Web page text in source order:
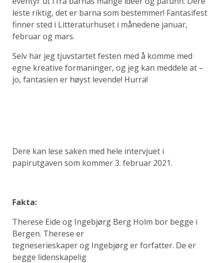
leste riktig, det er barna som bestemmer! Fantasifest
finner sted i Litteraturhuset i månedene januar,
februar og mars.
Selv har jeg tjuvstartet festen med å komme med
egne kreative formaninger, og jeg kan meddele at –
jo, fantasien er høyst levende! Hurra!
Dere kan lese saken med hele intervjuet i
papirutgaven som kommer 3. februar 2021.
Fakta:
Therese Eide og Ingebjørg Berg Holm bor begge i
Bergen. Therese er
tegneserieskaper og Ingebjørg er forfatter. De er
begge lidenskapelig